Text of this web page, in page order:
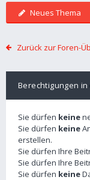
Neues Thema
Zurück zur Foren-
Berechtigungen in
Sie dürfen keine
Sie dürfen keine
erstellen.
Sie dürfen Ihre
Sie dürfen Ihre
Sie dürfen keine